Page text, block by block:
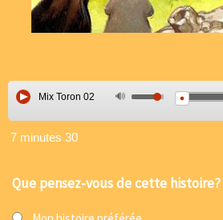
Mix Toron 02
7 minutes 30
Que pensez-vous de cette histoire?